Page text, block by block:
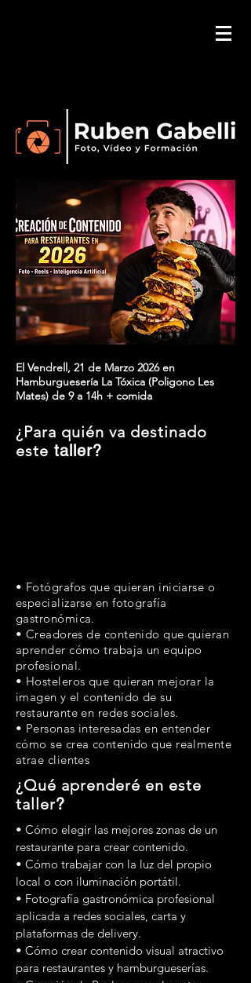
El Vendrell, 21 de Marzo 2026 en
Hamburguesería La Tóxica (Poligono Les
Mates) de 9 a 14h + comida
¿Para quién va destinado
este taller?
• Fotógrafos que quieran iniciarse o
especializarse en fotografía
gastronómica.
• Creadores de contenido que quieran
aprender cómo trabaja un equipo
profesional.
• Hosteleros que quieran mejorar la
imagen y el contenido de su
restaurante en redes sociales.
• Personas interesadas en entender
cómo se crea contenido que realmente
atrae clientes
¿Qué aprenderé en este
taller?
• Cómo elegir las mejores zonas de un
restaurante para crear contenido.
• Cómo trabajar con la luz del propio
local o con iluminación portátil.
• Fotografía gastronómica profesional
aplicada a redes sociales, carta y
plataformas de delivery.
• Cómo crear contenido visual atractivo
para restaurantes y hamburgueserías.